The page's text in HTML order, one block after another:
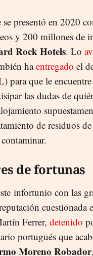
presentó en 2020
y 200 millones de
Rock Hotels. Lo
haentregado el
para que le
las dudas de
de residuos de
de fortunas
infortunio con las
cuestionada
Ferrer, detenido
portugués que
Moreno Robador